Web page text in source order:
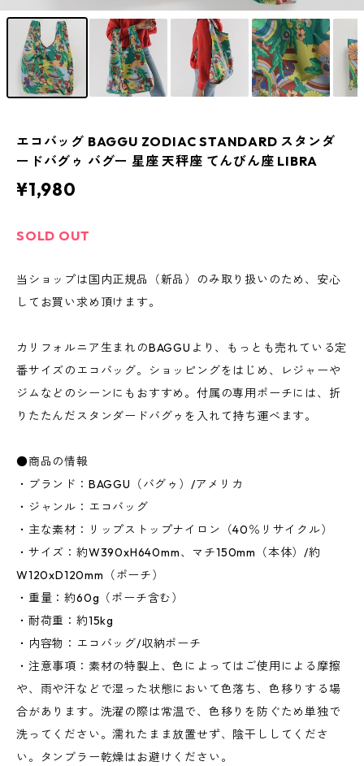
エコバッグ BAGGU ZODIAC STANDARD スタンダ
ードバグゥ バグー 星座 天秤座 てんびん座 LIBRA
¥1,980
SOLD OUT
当ショップは国内正規品（新品）のみ取り扱いのため、安心
してお買い求め頂けます。
カリフォルニア生まれのBAGGUより、もっとも売れている定
番サイズのエコバッグ。ショッピングをはじめ、レジャーや
ジムなどのシーンにもおすすめ。付属の専用ポーチには、折
りたたんだスタンダードバグゥを入れて持ち運べます。
●商品の情報
・ブランド：BAGGU（バグゥ）/アメリカ
・ジャンル：エコバッグ
・主な素材：リップストップナイロン（40％リサイクル）
・サイズ：約W390xH640mm、マチ150mm（本体）/約
W120xD120mm（ポーチ）
・重量：約60g（ポーチ含む）
・耐荷重：約15kg
・内容物：エコバッグ/収納ポーチ
・注意事項：素材の特製上、色によってはご使用による摩擦
や、雨や汗などで湿った状態において色落ち、色移りする場
合があります。洗濯の際は常温で、色移りを防ぐため単独で
洗ってください。濡れたまま放置せず、陰干ししてくださ
い。タンブラー乾燥はお避けください。